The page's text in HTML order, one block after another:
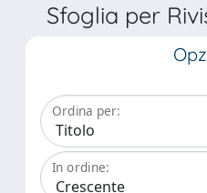
Sfoglia per
Ordina per:
In ordine: